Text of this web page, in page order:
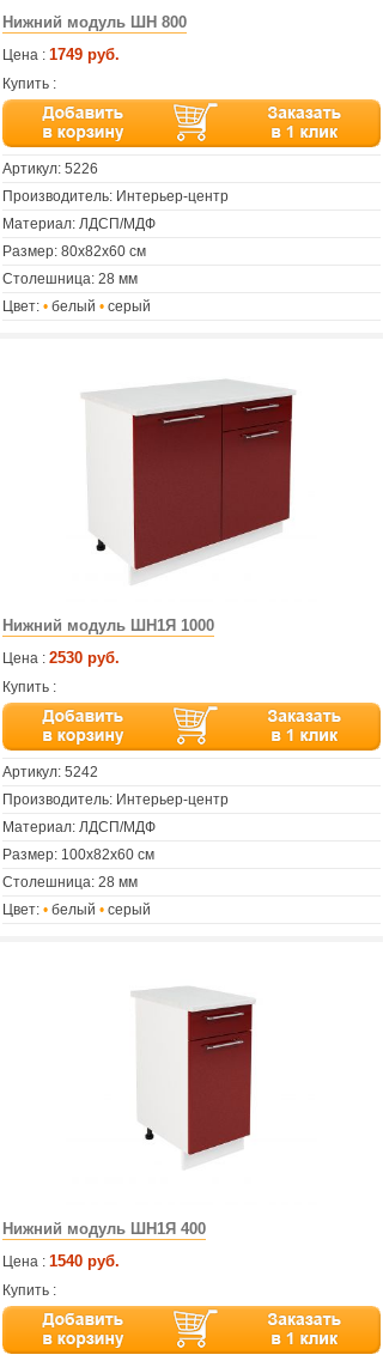
Нижний модуль ШН 800
Цена : 1749 руб.
Купить :
Артикул: 5226
Производитель: Интерьер-центр
Материал: ЛДСП/МДФ
Размер: 80х82х60 см
Столешница: 28 мм
Цвет: • белый • серый
Нижний модуль ШН1Я 1000
Цена : 2530 руб.
Купить :
Артикул: 5242
Производитель: Интерьер-центр
Материал: ЛДСП/МДФ
Размер: 100х82х60 см
Столешница: 28 мм
Цвет: • белый • серый
Нижний модуль ШН1Я 400
Цена : 1540 руб.
Купить :